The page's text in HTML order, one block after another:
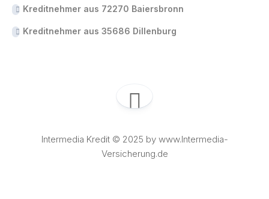
Kreditnehmer aus 72270 Baiersbronn
Kreditnehmer aus 35686 Dillenburg
Intermedia Kredit © 2025 by www.Intermedia-
Versicherung.de